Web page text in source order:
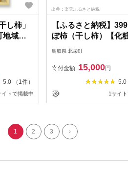
し柿」
地域：
5.0 （1件）
イトで掲載中
出典：楽天ふるさと納税
【ふるさと納税】
ぽ柿（干し柿）【化
り】6個入り | 干し柿
ツ 無添加 フルーツ 果
フト プレゼント お
人気
鳥取県 北栄町
寄付金額: 15,000円
5.0
1サイ
1 2 3 ›